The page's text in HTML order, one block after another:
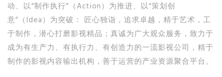
动、以“制作执行”（Action）为推进、以“策划创
意”（Idea）为突破： 匠心独诣，追求卓越，精于艺术，工
于制作，潜心打磨影视精品；真诚为广大观众服务，致力于
成为有生产力、有执行力、有创造力的一流影视公司，精于
制作的影视内容输出机构，善于运营的产业资源聚合平台。